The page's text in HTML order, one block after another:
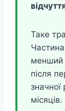
Таке
менший
після
значної
місяців.